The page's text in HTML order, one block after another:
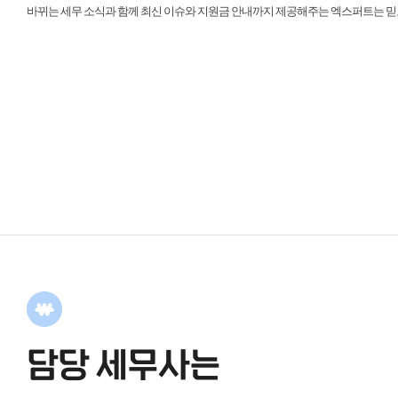
바뀌는 세무 소식과 함께 최신 이슈와 지원금 안내까지 제공해주는 엑스퍼트는
담당 세무사는